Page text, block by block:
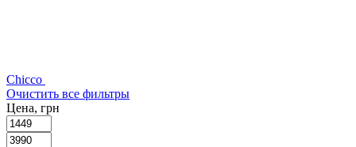
Chicco
Очистить все фильтры
Цена, грн